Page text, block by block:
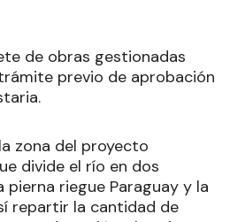
de obras gestionadas
previo de aprobación
zona del proyecto
divide el río en dos
pierna riegue Paraguay y la
repartir la cantidad de